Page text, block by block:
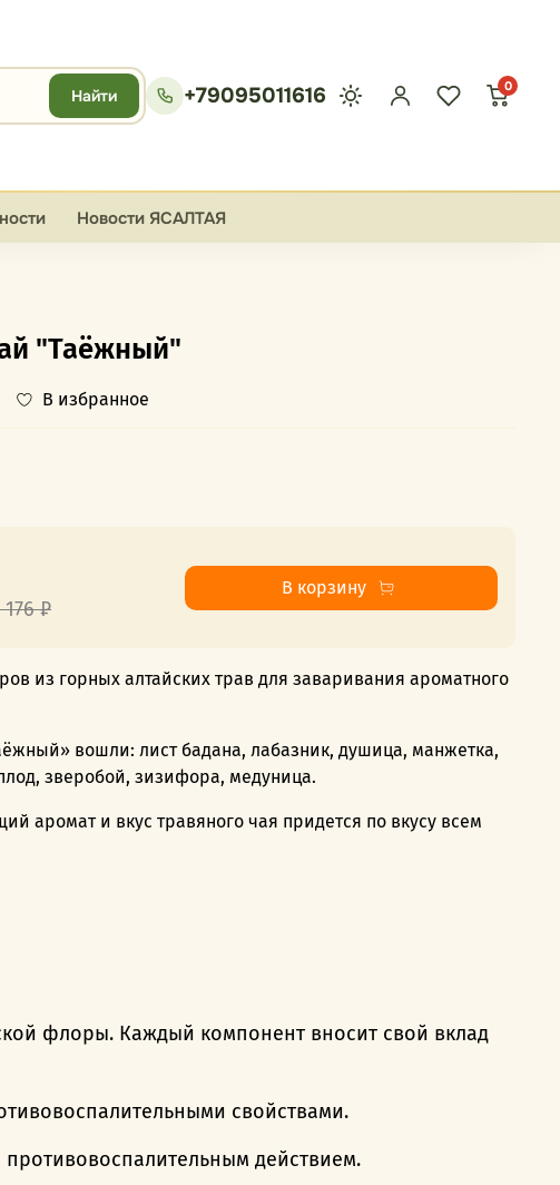
Найти +79095011616 0
Новости ЯСАЛТАЯ
"Таёжный"
В избранное
176 ₽
В корзину
из горных алтайских трав для заваривания ароматного
вошли: лист бадана, лабазник, душица, манжетка,
зверобой, зизифора, медуница.
аромат и вкус травяного чая придется по вкусу всем
флоры. Каждый компонент вносит свой вклад
свойствами.
действием.